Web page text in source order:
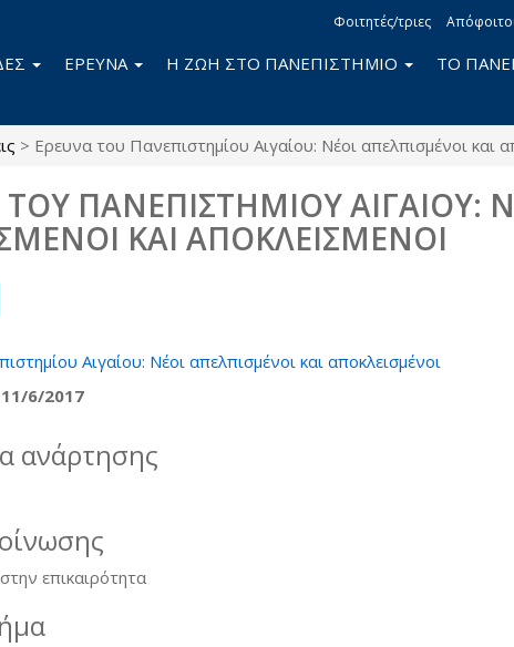
Φοιτητές/τριες
ΕΡΕΥΝΑ Η ΖΩΗ ΣΤΟ ΠΑΝΕΠΙΣΤΗΜΙΟ ΤΟ
> Ερευνα του Πανεπιστημίου Αιγαίου: Νέοι απελπισμένοι και
ΠΑΝΕΠΙΣΤΗΜΙΟΥ ΑΙΓΑΙΟΥ:
ΚΑΙ ΑΠΟΚΛΕΙΣΜΕΝΟΙ
Αιγαίου: Νέοι απελπισμένοι και αποκλεισμένοι
6/2017
ανάρτησης
επικαιρότητα